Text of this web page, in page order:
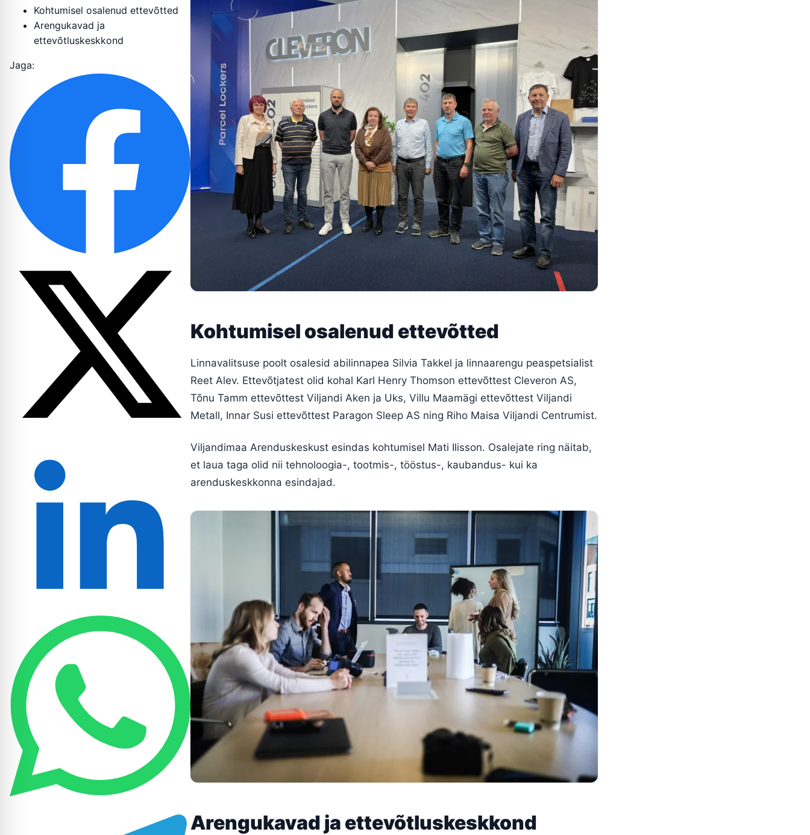
Kohtumisel osalenud ettevõtted
Arengukavad ja
ettevõtluskeskkond
Jaga:
Kohtumisel osalenud ettevõtted
Linnavalitsuse poolt osalesid abilinnapea Silvia Takkel ja linnaarengu peaspetsialist
Reet Alev. Ettevõtjatest olid kohal Karl Henry Thomson ettevõttest Cleveron AS,
Tõnu Tamm ettevõttest Viljandi Aken ja Uks, Villu Maamägi ettevõttest Viljandi
Metall, Innar Susi ettevõttest Paragon Sleep AS ning Riho Maisa Viljandi Centrumist.
Viljandimaa Arenduskeskust esindas kohtumisel Mati Ilisson. Osalejate ring näitab,
et laua taga olid nii tehnoloogia-, tootmis-, tööstus-, kaubandus- kui ka
arenduskeskkonna esindajad.
Arengukavad ja ettevõtluskeskkond